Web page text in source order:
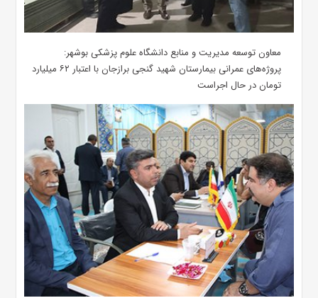
معاون توسعه مدیریت و منابع دانشگاه علوم پزشکی بوشهر:
پروژه‌های عمرانی بیمارستان شهید گنجی برازجان با اعتبار ۶۲ میلیارد
تومان در حال اجراست